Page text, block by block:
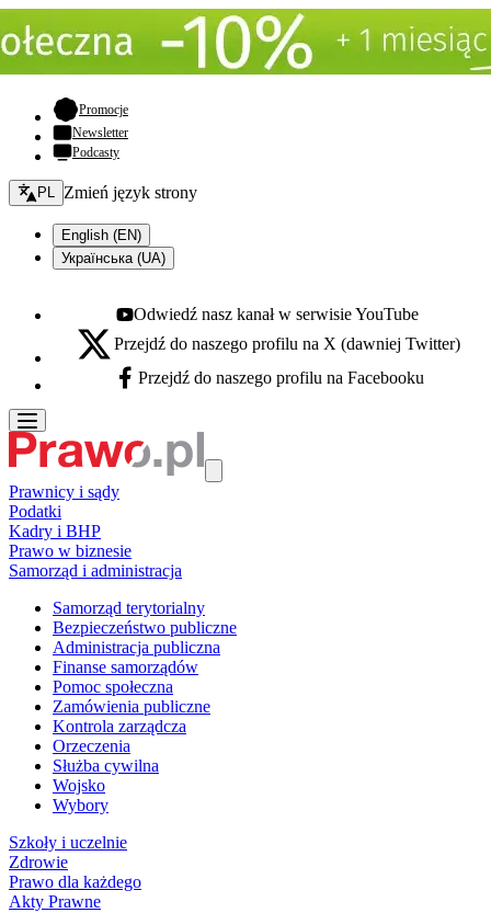
Promocje- otwiera się w nowej karcie
Newsletter
Podcasty
Zmień język - bieżący:
PL Zmień język strony
English (EN)
Українська (UA)
Youtube - otwiera się w nowej karcie
Odwiedź nasz kanał w serwisie YouTube
X - otwiera się w nowej karcie
Przejdź do naszego profilu na X (dawniej Twitter)
Facebook - otwiera się w nowej karcie
Przejdź do naszego profilu na Facebooku
Prawnicy i sądy
Podatki
Kadry i BHP
Prawo w biznesie
Samorząd i administracja
Samorząd terytorialny
Bezpieczeństwo publiczne
Administracja publiczna
Finanse samorządów
Pomoc społeczna
Zamówienia publiczne
Kontrola zarządcza
Orzeczenia
Służba cywilna
Wojsko
Wybory
Szkoły i uczelnie
Zdrowie
Prawo dla każdego
Akty Prawne